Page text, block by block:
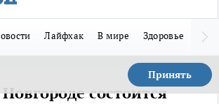
Лайфхак В мире Здоровье
Принять
состоится